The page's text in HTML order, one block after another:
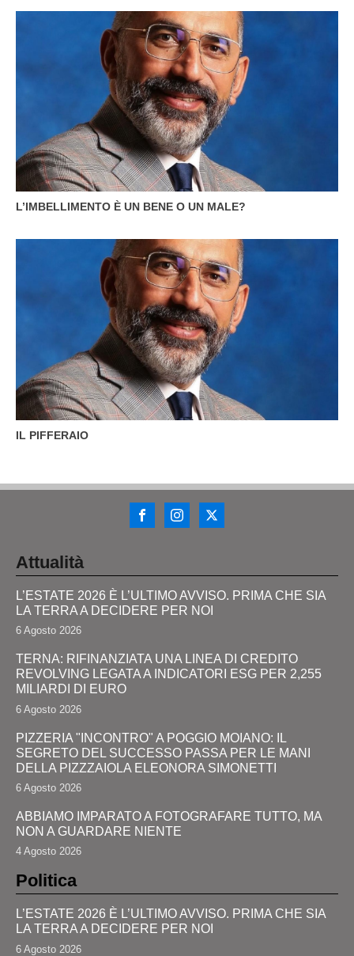
L’IMBELLIMENTO È UN BENE O UN MALE?
IL PIFFERAIO
Attualità
L’ESTATE 2026 È L’ULTIMO AVVISO. PRIMA CHE SIA
LA TERRA A DECIDERE PER NOI
6 Agosto 2026
TERNA: RIFINANZIATA UNA LINEA DI CREDITO
REVOLVING LEGATA A INDICATORI ESG PER 2,255
MILIARDI DI EURO
6 Agosto 2026
PIZZERIA "INCONTRO" A POGGIO MOIANO: IL
SEGRETO DEL SUCCESSO PASSA PER LE MANI
DELLA PIZZZAIOLA ELEONORA SIMONETTI
6 Agosto 2026
ABBIAMO IMPARATO A FOTOGRAFARE TUTTO, MA
NON A GUARDARE NIENTE
4 Agosto 2026
Politica
L’ESTATE 2026 È L’ULTIMO AVVISO. PRIMA CHE SIA
LA TERRA A DECIDERE PER NOI
6 Agosto 2026